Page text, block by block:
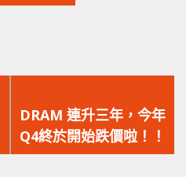
一
篇
文
DRAM 連升三年，今年
Q4終於開始跌價啦！！